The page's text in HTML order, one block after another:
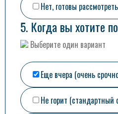
Нет, готовы
5. Когда вы хотите
Выберите один вариант
Еще вчера (очень
Не горит (стандартный